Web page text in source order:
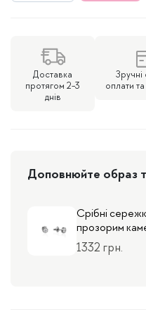
Доставка
протягом 2-3
днів
оплати
Доповнюйте образ
Срібні
прозорим
1332 грн.